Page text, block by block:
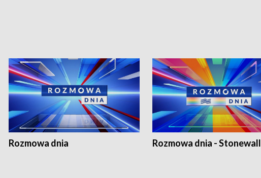
Rozmowa dnia Rozmowa dnia - Stonewall